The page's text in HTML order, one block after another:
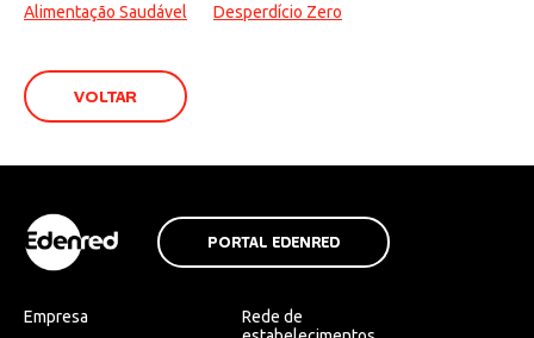
Alimentação Saudável Desperdício Zero
VOLTAR
PORTAL EDENRED
Empresa
Rede de